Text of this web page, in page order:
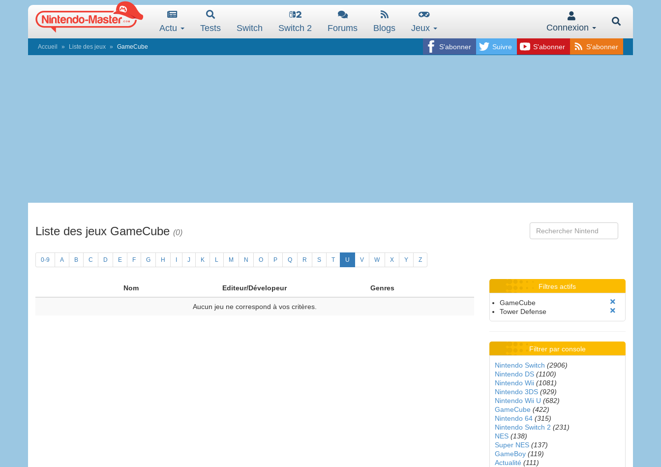
Actu Tests Switch Switch 2 Forums Blogs Jeux Connexion
S'abonner Suivre S'abonner S'abonner
Accueil Liste des jeux GameCube
Liste des jeux GameCube (0)
0-9 A B C D E F G H J K L M N O P Q R S T U V W X Y Z
Nom Editeur/Dévelopeur Genres
Aucun jeu ne correspond à vos critères.
Filtres actifs
GameCube
Tower Defense
Filtrer par console
Nintendo Switch (2906)
Nintendo DS (1100)
Nintendo Wii (1081)
Nintendo 3DS (929)
Nintendo Wii U (682)
GameCube (422)
Nintendo 64 (315)
Nintendo Switch 2 (231)
NES (138)
Super NES (137)
GameBoy (119)
Actualité (111)